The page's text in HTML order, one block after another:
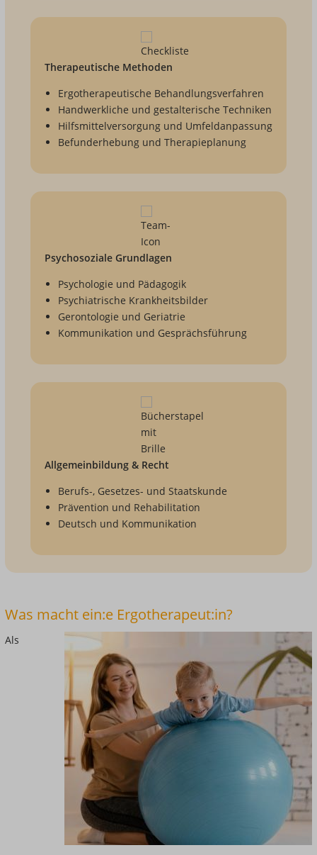
Therapeutische Methoden
Ergotherapeutische Behandlungsverfahren
Handwerkliche und gestalterische Techniken
Hilfsmittelversorgung und Umfeldanpassung
Befunderhebung und Therapieplanung
Psychosoziale Grundlagen
Psychologie und Pädagogik
Psychiatrische Krankheitsbilder
Gerontologie und Geriatrie
Kommunikation und Gesprächsführung
Allgemeinbildung & Recht
Berufs-, Gesetzes- und Staatskunde
Prävention und Rehabilitation
Deutsch und Kommunikation
Was macht ein:e Ergotherapeut:in?
Als